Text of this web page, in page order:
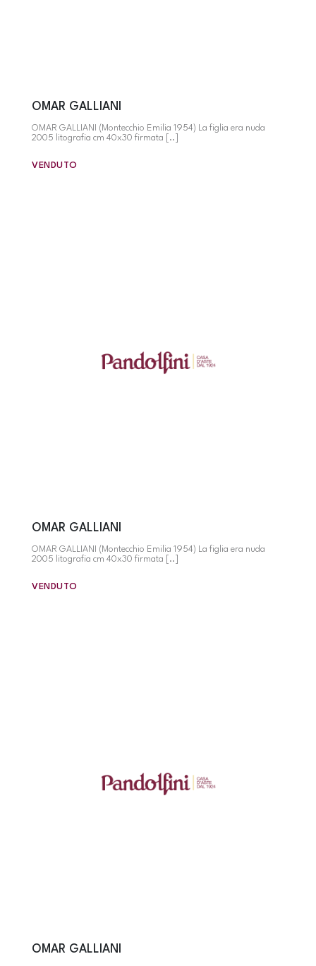
OMAR GALLIANI
OMAR GALLIANI (Montecchio Emilia 1954) La figlia era nuda
2005 litografia cm 40x30 firmata [..]
VENDUTO
OMAR GALLIANI
OMAR GALLIANI (Montecchio Emilia 1954) La figlia era nuda
2005 litografia cm 40x30 firmata [..]
VENDUTO
OMAR GALLIANI